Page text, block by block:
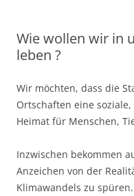
Wie wollen wir in
leben ?
Wir möchten, dass die
Ortschaften eine
Heimat für Menschen,
Inzwischen bekommen
Anzeichen von der
Klimawandels zu